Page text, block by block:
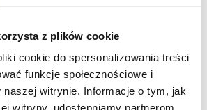
z plików cookie
cookie do spersonalizowania treści
funkcje społecznościowe i
naszej witrynie. Informacje o tym, jak
witryny, udostępniamy partnerom